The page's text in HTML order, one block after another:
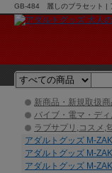
GB-484 麗しのブラセット |
新商品・新規取扱商
バイブ・電マ・ディ
ラブサプリ,コスメ,
アダルトグッズ M-
アダルトグッズ M-
アダルトグッズ M-